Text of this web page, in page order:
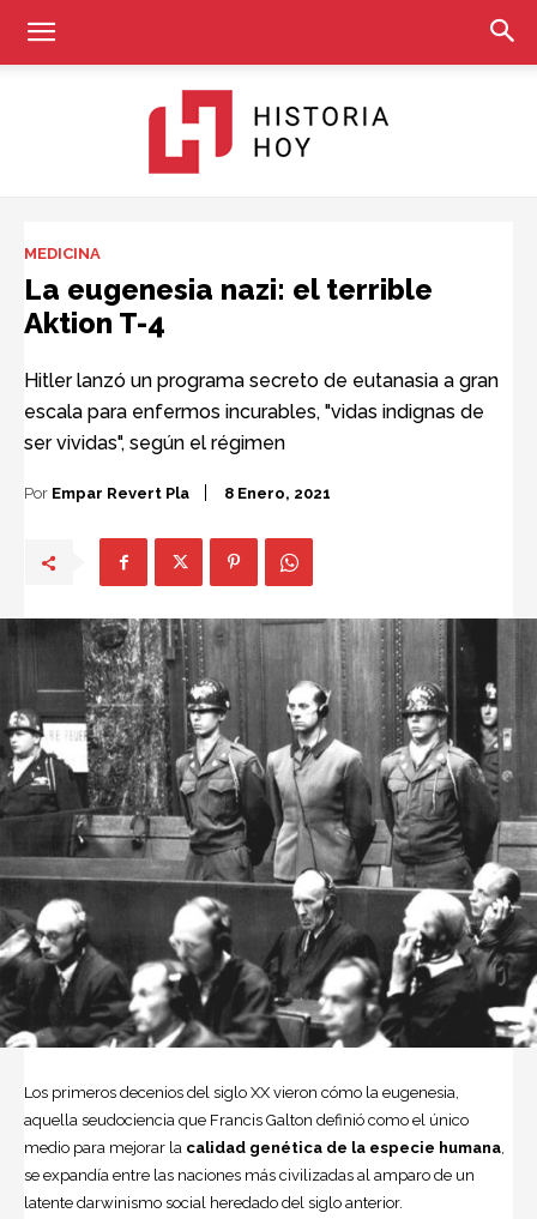
MEDICINA
La eugenesia nazi: el terrible
Aktion T-4
Hitler lanzó un programa secreto de eutanasia a gran
escala para enfermos incurables, "vidas indignas de
ser vividas", según el régimen
Por Empar Revert Pla 8 Enero, 2021
Los primeros decenios del siglo XX vieron cómo la eugenesia,
aquella seudociencia que Francis Galton definió como el único
medio para mejorar la calidad genética de la especie humana
se expandía entre las naciones más civilizadas al amparo de un
latente darwinismo social heredado del siglo anterior.